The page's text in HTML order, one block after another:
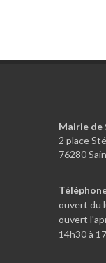
Mairie de
2 place
76280
ouvert du
ouvert
14h30 à